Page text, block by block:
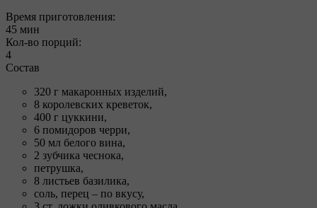
Время приготовления:
45 мин
Кол-во порций:
4
Состав
320 г макаронных изделий,
8 королевских креветок,
400 г цуккини,
6 помидоров черри,
50 мл белого вина,
2 зубчика чеснока,
петрушка,
8 листьев базилика,
соль, перец – по вкусу,